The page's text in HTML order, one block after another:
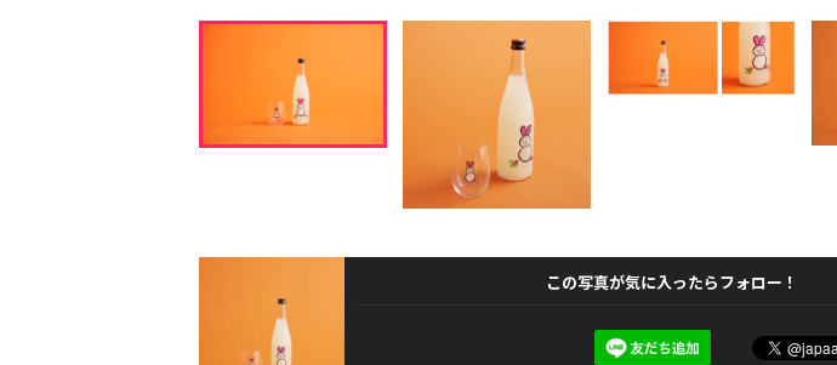
この写真が気に入ったらフォロー！